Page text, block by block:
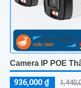
Camera IP POE
936,000 ₫